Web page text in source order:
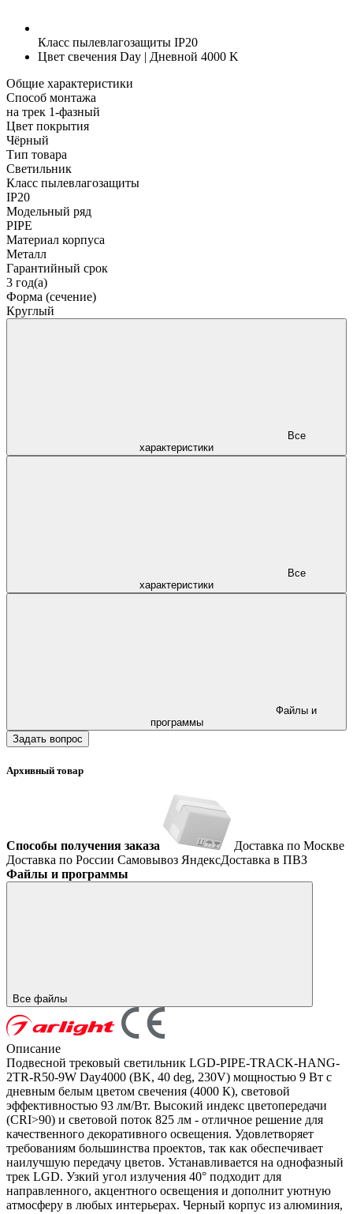
Класс пылевлагозащиты IP20
Цвет свечения Day | Дневной 4000 K
Общие характеристики
Способ монтажа
на трек 1-фазный
Цвет покрытия
Чёрный
Тип товара
Светильник
Класс пылевлагозащиты
IP20
Модельный ряд
PIPE
Материал корпуса
Металл
Гарантийный срок
3 год(а)
Форма (сечение)
Круглый
характеристики
характеристики
программы
Задать вопрос
Архивный товар
Способы получения заказа
Доставка по Москве
Доставка по России Самовывоз ЯндексДоставка в ПВЗ
Файлы и программы
Все файлы
Описание
Подвесной трековый светильник LGD-PIPE-TRACK-HANG-
2TR-R50-9W Day4000 (BK, 40 deg, 230V) мощностью 9 Вт с
дневным белым цветом свечения (4000 К), световой
эффективностью 93 лм/Вт. Высокий индекс цветопередачи
(CRI>90) и световой поток 825 лм - отличное решение для
качественного декоративного освещения. Удовлетворяет
требованиям большинства проектов, так как обеспечивает
наилучшую передачу цветов. Устанавливается на однофазный
трек LGD. Узкий угол излучения 40° подходит для
направленного, акцентного освещения и дополнит уютную
атмосферу в любых интерьерах. Черный корпус из алюминия,